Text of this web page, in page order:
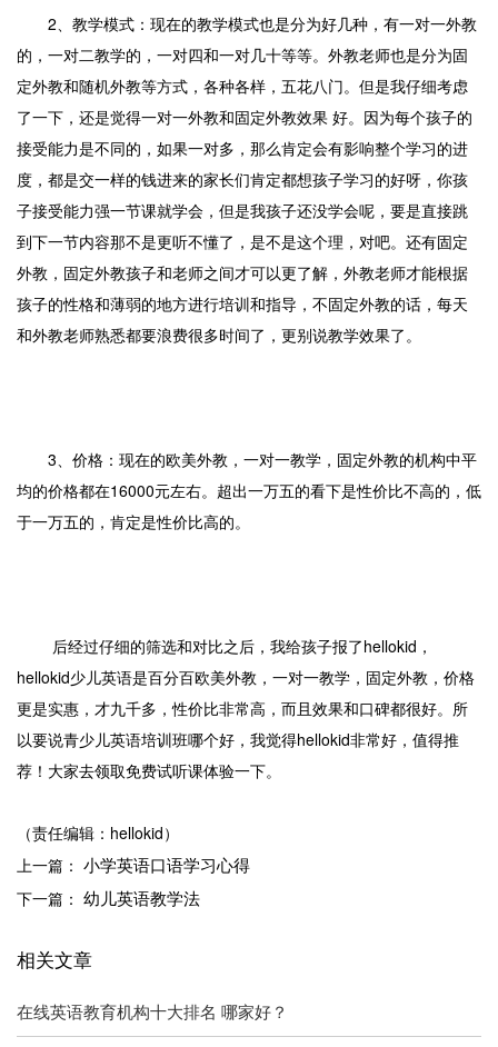
2、教学模式：现在的教学模式也是分为好几种，有一对一外教
的，一对二教学的，一对四和一对几十等等。外教老师也是分为固
定外教和随机外教等方式，各种各样，五花八门。但是我仔细考虑
了一下，还是觉得一对一外教和固定外教效果 好。因为每个孩子的
接受能力是不同的，如果一对多，那么肯定会有影响整个学习的进
度，都是交一样的钱进来的家长们肯定都想孩子学习的好呀，你孩
子接受能力强一节课就学会，但是我孩子还没学会呢，要是直接跳
到下一节内容那不是更听不懂了，是不是这个理，对吧。还有固定
外教，固定外教孩子和老师之间才可以更了解，外教老师才能根据
孩子的性格和薄弱的地方进行培训和指导，不固定外教的话，每天
和外教老师熟悉都要浪费很多时间了，更别说教学效果了。
3、价格：现在的欧美外教，一对一教学，固定外教的机构中平
均的价格都在16000元左右。超出一万五的看下是性价比不高的，低
于一万五的，肯定是性价比高的。
后经过仔细的筛选和对比之后，我给孩子报了hellokid，
hellokid少儿英语是百分百欧美外教，一对一教学，固定外教，价格
更是实惠，才九千多，性价比非常高，而且效果和口碑都很好。所
以要说青少儿英语培训班哪个好，我觉得hellokid非常好，值得推
荐！大家去领取免费试听课体验一下。
（责任编辑：hellokid）
上一篇： 小学英语口语学习心得
下一篇： 幼儿英语教学法
相关文章
在线英语教育机构十大排名 哪家好？